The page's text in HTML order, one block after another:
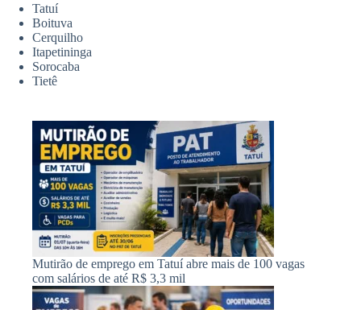
Tatuí
Boituva
Cerquilho
Itapetininga
Sorocaba
Tietê
Mutirão de emprego em Tatuí abre mais de 100 vagas
com salários de até R$ 3,3 mil